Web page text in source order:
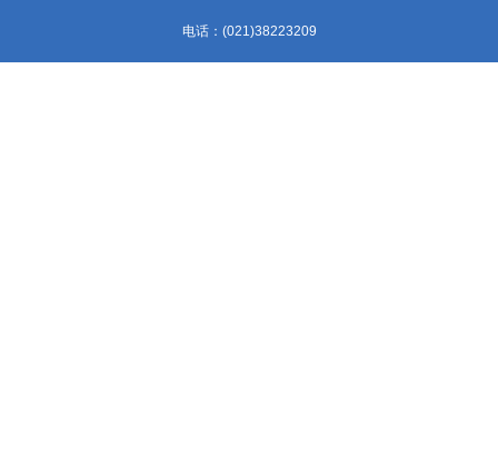
电话：(021)38223209